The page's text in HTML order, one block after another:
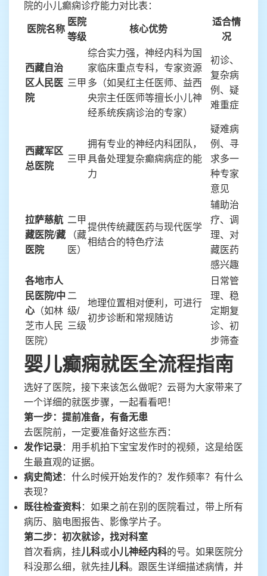
院的小儿癫痫诊疗能力对比表：
医院名称
医院
等级
核心优势
适合情
况
西藏自治
区人民医
院
三甲
综合实力强，神经内科为国
家临床重点专科，专家资源
多（如吴红主任医师、益西
央宗主任医师等擅长小儿神
经系统疾病诊治的专家）
初诊、
复杂病
例、疑
难重症
西藏军区
总医院
三甲
拥有专业的神经内科团队，
具备处理复杂癫痫病症的能
力
疑难病
例、寻
求多一
种专家
意见
拉萨慈航
藏医院/藏
医院
二甲
（藏
医）
提供传统藏医药与现代医学
相结合的特色疗法
辅助治
疗、调
理、对
藏医药
感兴趣
各地市人
民医院/中
心 （如林
芝市人民
医院）
二
级/
三级
地理位置相对便利，可进行
初步诊断和常规随访
日常管
理、稳
定期复
诊、初
步筛查
婴儿癫痫就医全流程指南
选好了医院，接下来该怎么做呢？云哥为大家带来了
一个详细的就医步骤，一起看看吧！
第一步：提前准备，有备无患
去医院前，一定要准备好这些东西：
发作记录：用手机拍下宝宝发作时的视频，这是给医
生最直观的证据。
病史简述：什么时候开始发作的？发作频率？有什么
表现？
既往检查资料：如果之前在别的医院看过，带上所有
病历、脑电图报告、影像学片子。
第二步：初次就诊，找对科室
首次看病，挂儿科或小儿神经内科的号。如果医院分
科没那么细，就先挂儿科。跟医生详细描述病情，并